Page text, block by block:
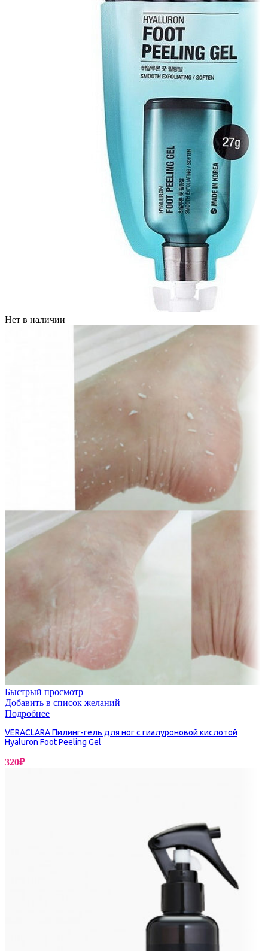
Нет в наличии
Быстрый просмотр
Добавить в список желаний
Подробнее
VERACLARA Пилинг-гель для ног с гиалуроновой кислотой
Hyaluron Foot Peeling Gel
320₽